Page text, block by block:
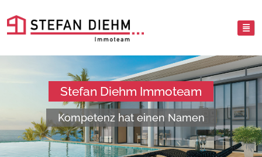
Stefan Diehm Immoteam
Kompetenz hat einen Namen